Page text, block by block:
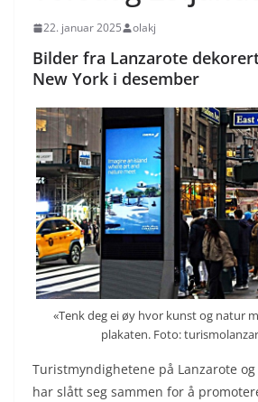
22. januar 2025 olakj
Bilder fra Lanzarote
New York i desember
«Tenk deg ei øy hvor kunst og natur
plakaten. Foto:
Turistmyndighetene på Lanzarote
har slått seg sammen for å